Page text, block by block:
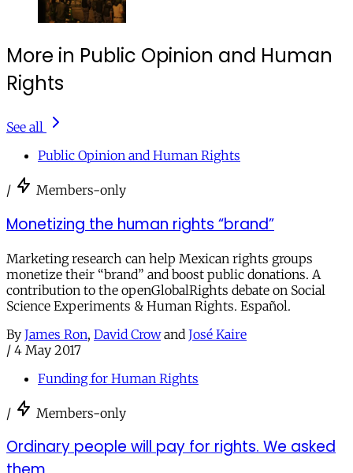
More in Public Opinion and Human
Rights
See all
Public Opinion and Human Rights
/ Members-only
Monetizing the human rights “brand”
Marketing research can help Mexican rights groups
monetize their “brand” and boost public donations. A
contribution to the openGlobalRights debate on Social
Science Experiments & Human Rights. Español.
By James Ron, David Crowand José Kaire
/ 4 May 2017
Funding for Human Rights
/ Members-only
Ordinary people will pay for rights. We asked